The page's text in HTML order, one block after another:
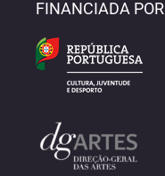
FINANCIADA POR